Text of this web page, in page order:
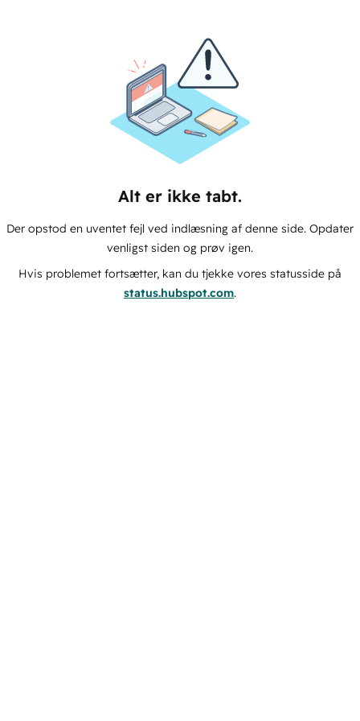
Alt er ikke tabt.
Der opstod en uventet fejl ved indlæsning af denne side. Opdater
venligst siden og prøv igen.
Hvis problemet fortsætter, kan du tjekke vores statusside på
status.hubspot.com.